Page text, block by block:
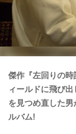
傑作『左回りの
ィールドに飛び
を見つめ直した
ルバム!